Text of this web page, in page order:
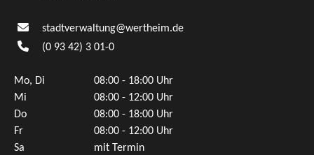
stadtverwaltung@wertheim.de
(0 93 42) 3 01-0
Mo, Di
08:00 - 18:00 Uhr
Mi
08:00 - 12:00 Uhr
Do
08:00 - 18:00 Uhr
Fr
08:00 - 12:00 Uhr
Sa
mit Termin